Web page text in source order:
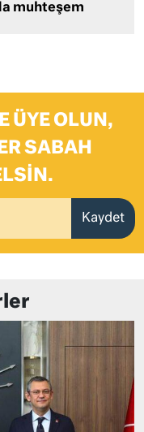
muhteşem
ÜYE OLUN,
SABAH
Kaydet